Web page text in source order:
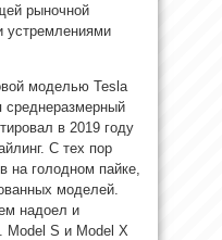
рыночной
устремлениями
моделью Tesla
среднеразмерный
в 2019 году
С тех пор
на голодном пайке,
моделей.
надоел и
Model S и Model X